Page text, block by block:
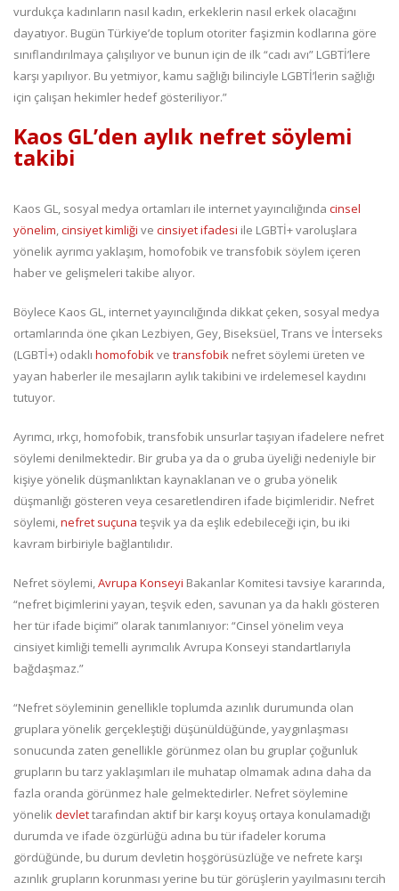
vurdukça kadınların nasıl kadın, erkeklerin nasıl erkek olacağını
dayatıyor. Bugün Türkiye’de toplum otoriter faşizmin kodlarına göre
sınıflandırılmaya çalışılıyor ve bunun için de ilk “cadı avı” LGBTİ’lere
karşı yapılıyor. Bu yetmiyor, kamu sağlığı bilinciyle LGBTİ’lerin sağlığı
için çalışan hekimler hedef gösteriliyor.”
Kaos GL’den aylık nefret söylemi
takibi
Kaos GL, sosyal medya ortamları ile internet yayıncılığında cinsel
yönelim,cinsiyet kimliği ve cinsiyet ifadesi ile LGBTİ+ varoluşlara
yönelik ayrımcı yaklaşım, homofobik ve transfobik söylem içeren
haber ve gelişmeleri takibe alıyor.
Böylece Kaos GL, internet yayıncılığında dikkat çeken, sosyal medya
ortamlarında öne çıkan Lezbiyen, Gey, Biseksüel, Trans ve İnterseks
(LGBTİ+) odaklı homofobikve transfobik nefret söylemi üreten ve
yayan haberler ile mesajların aylık takibini ve irdelemesel kaydını
tutuyor.
Ayrımcı, ırkçı, homofobik, transfobik unsurlar taşıyan ifadelere nefret
söylemi denilmektedir. Bir gruba ya da o gruba üyeliği nedeniyle bir
kişiye yönelik düşmanlıktan kaynaklanan ve o gruba yönelik
düşmanlığı gösteren veya cesaretlendiren ifade biçimleridir. Nefret
söylemi,nefret suçuna teşvik ya da eşlik edebileceği için, bu iki
kavram birbiriyle bağlantılıdır.
Nefret söylemi,Avrupa Konseyi Bakanlar Komitesi tavsiye kararında,
“nefret biçimlerini yayan, teşvik eden, savunan ya da haklı gösteren
her tür ifade biçimi” olarak tanımlanıyor: “Cinsel yönelim veya
cinsiyet kimliği temelli ayrımcılık Avrupa Konseyi standartlarıyla
bağdaşmaz.”
“Nefret söyleminin genellikle toplumda azınlık durumunda olan
gruplara yönelik gerçekleştiği düşünüldüğünde, yaygınlaşması
sonucunda zaten genellikle görünmez olan bu gruplar çoğunluk
grupların bu tarz yaklaşımları ile muhatap olmamak adına daha da
fazla oranda görünmez hale gelmektedirler. Nefret söylemine
yönelikdevlettarafından aktif bir karşı koyuş ortaya konulamadığı
durumda ve ifade özgürlüğü adına bu tür ifadeler koruma
gördüğünde, bu durum devletin hoşgörüsüzlüğe ve nefrete karşı
azınlık grupların korunması yerine bu tür görüşlerin yayılmasını tercih